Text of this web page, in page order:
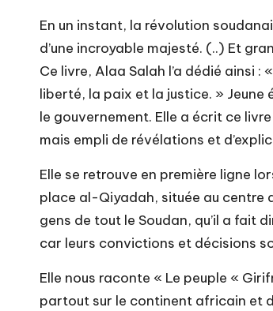
En un instant, la révolution
d’une incroyable majesté. (..) Et
Ce livre, Alaa Salah l’a dédié ainsi
liberté, la paix et la justice. »
le gouvernement. Elle a écrit ce
mais empli de révélations et
Elle se retrouve en première ligne
place al-Qiyadah, située au centre
gens de tout le Soudan, qu’il a fait
car leurs convictions et décisions
Elle nous raconte « Le peuple «
partout sur le continent africain et